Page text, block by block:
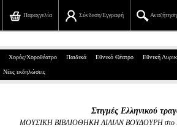
Αναζήτηση
Σύνδεση/Εγγραφή
Παραγγελία
Πανεπιστημίου 39, Αθήνα
Αναζήτηση
Χορός/Χοροθέατρο Παιδικά Εθνικό Θέατρο Εθνική
Νέες εκδηλώσεις
Στιγμές Ελληνικού
ΜΟΥΣΙΚΗ ΒΙΒΛΙΟΘΗΚΗ ΛΙΛΙΑΝ ΒΟΥΔΟΥΡΗ